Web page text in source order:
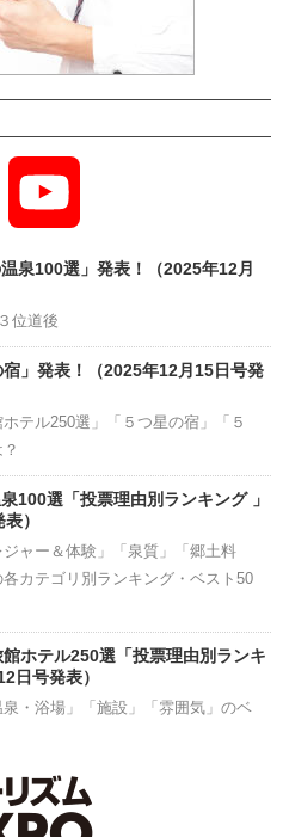
Channel
泉100選」発表！（2025年12月
位道後
」発表！（2025年12月15日号発
テル250選」「５つ星の宿」「５
100選「投票理由別ランキング 」
）
ジャー＆体験」「泉質」「郷土料
カテゴリ別ランキング・ベスト50
ホテル250選「投票理由別ランキ
日号発表）
泉・浴場」「施設」「雰囲気」のベ